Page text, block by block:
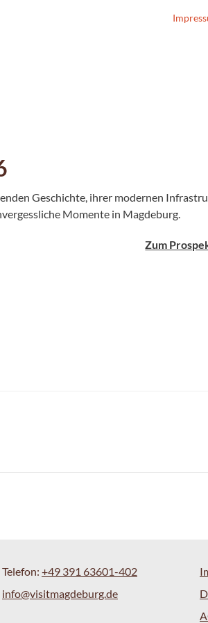
Geschichte, ihrer modernen
Momente in Magdeburg.
Zum
Telefon: +49 391 63601-402
info@visitmagdeburg.de